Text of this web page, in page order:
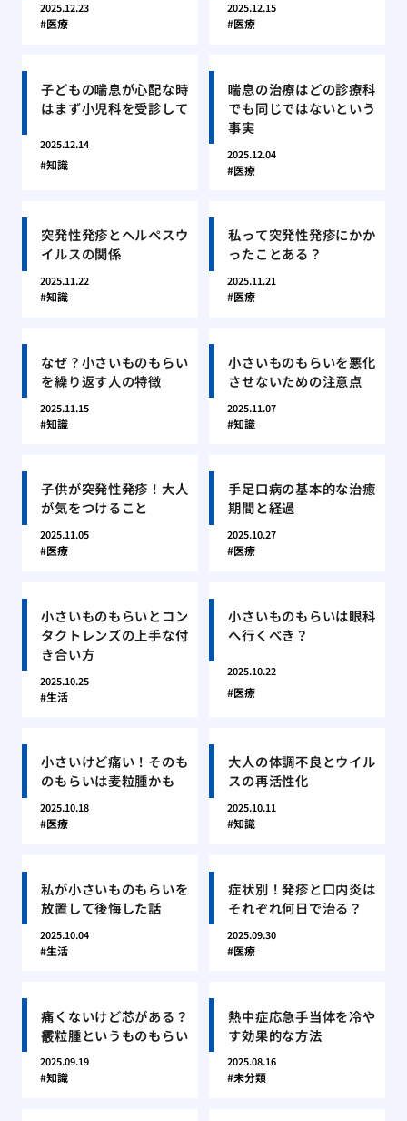
2025.12.23
医療
2025.12.15
医療
子どもの喘息が心配な時
はまず小児科を受診して
2025.12.14
知識
喘息の治療はどの診療科
でも同じではないという
事実
2025.12.04
医療
突発性発疹とヘルペスウ
イルスの関係
2025.11.22
知識
私って突発性発疹にかか
ったことある？
2025.11.21
医療
なぜ？小さいものもらい
を繰り返す人の特徴
2025.11.15
知識
小さいものもらいを悪化
させないための注意点
2025.11.07
知識
子供が突発性発疹！大人
が気をつけること
2025.11.05
医療
手足口病の基本的な治癒
期間と経過
2025.10.27
医療
小さいものもらいとコン
タクトレンズの上手な付
き合い方
2025.10.25
生活
小さいものもらいは眼科
へ行くべき？
2025.10.22
医療
小さいけど痛い！そのも
のもらいは麦粒腫かも
2025.10.18
医療
大人の体調不良とウイル
スの再活性化
2025.10.11
知識
私が小さいものもらいを
放置して後悔した話
2025.10.04
生活
症状別！発疹と口内炎は
それぞれ何日で治る？
2025.09.30
医療
痛くないけど芯がある？
霰粒腫というものもらい
2025.09.19
知識
熱中症応急手当体を冷や
す効果的な方法
2025.08.16
未分類